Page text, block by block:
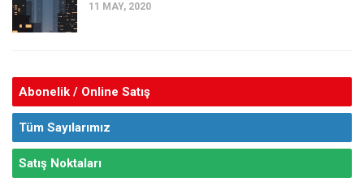
11 MAY, 2020
Abonelik / Online Satış
Tüm Sayılarımız
Satış Noktaları